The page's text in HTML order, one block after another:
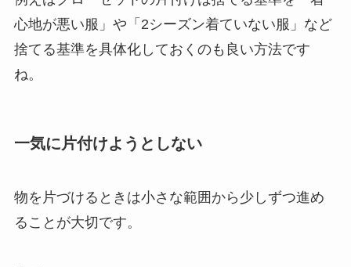
心地が悪い服」や「2シーズン着ていない服」など
捨てる基準を具体化しておくのも良い方法です
ね。
一気に片付けようとしない
物を片づけるときは小さな範囲から少しずつ進め
ることが大切です。